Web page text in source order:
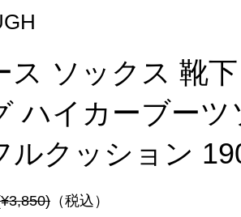
ス ソックス 靴
ハイカーブー
ルクッション
（税込）